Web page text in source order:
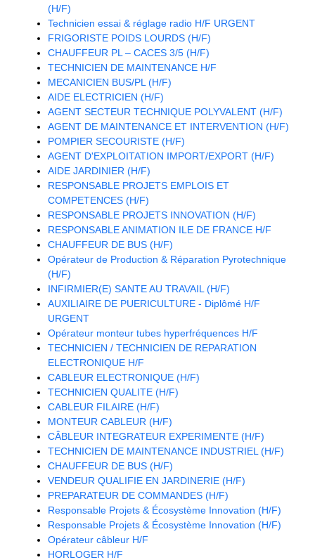
(H/F)
Technicien essai & réglage radio H/F URGENT
FRIGORISTE POIDS LOURDS (H/F)
CHAUFFEUR PL – CACES 3/5 (H/F)
TECHNICIEN DE MAINTENANCE H/F
MECANICIEN BUS/PL (H/F)
AIDE ELECTRICIEN (H/F)
AGENT SECTEUR TECHNIQUE POLYVALENT (H/F)
AGENT DE MAINTENANCE ET INTERVENTION (H/F)
POMPIER SECOURISTE (H/F)
AGENT D'EXPLOITATION IMPORT/EXPORT (H/F)
AIDE JARDINIER (H/F)
RESPONSABLE PROJETS EMPLOIS ET
COMPETENCES (H/F)
RESPONSABLE PROJETS INNOVATION (H/F)
RESPONSABLE ANIMATION ILE DE FRANCE H/F
CHAUFFEUR DE BUS (H/F)
Opérateur de Production & Réparation Pyrotechnique
(H/F)
INFIRMIER(E) SANTE AU TRAVAIL (H/F)
AUXILIAIRE DE PUERICULTURE - Diplômé H/F
URGENT
Opérateur monteur tubes hyperfréquences H/F
TECHNICIEN / TECHNICIEN DE REPARATION
ELECTRONIQUE H/F
CABLEUR ELECTRONIQUE (H/F)
TECHNICIEN QUALITE (H/F)
CABLEUR FILAIRE (H/F)
MONTEUR CABLEUR (H/F)
CÂBLEUR INTEGRATEUR EXPERIMENTE (H/F)
TECHNICIEN DE MAINTENANCE INDUSTRIEL (H/F)
CHAUFFEUR DE BUS (H/F)
VENDEUR QUALIFIE EN JARDINERIE (H/F)
PREPARATEUR DE COMMANDES (H/F)
Responsable Projets & Écosystème Innovation (H/F)
Responsable Projets & Écosystème Innovation (H/F)
Opérateur câbleur H/F
HORLOGER H/F